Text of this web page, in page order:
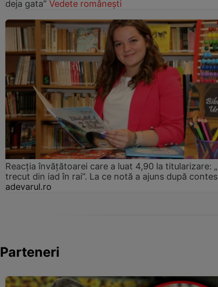
deja gata” Vedete românești
Reacția învățătoarei care a luat 4,90 la titularizare:
trecut din iad în rai”. La ce notă a ajuns după
adevarul.ro
Parteneri